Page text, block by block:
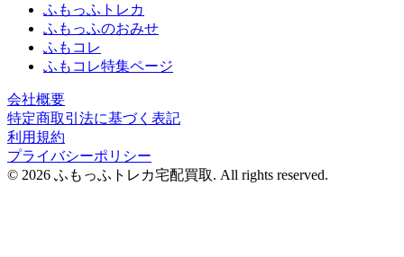
ふもっふトレカ
ふもっふのおみせ
ふもコレ
ふもコレ特集ページ
会社概要
特定商取引法に基づく表記
利用規約
プライバシーポリシー
© 2026 ふもっふトレカ宅配買取. All rights reserved.